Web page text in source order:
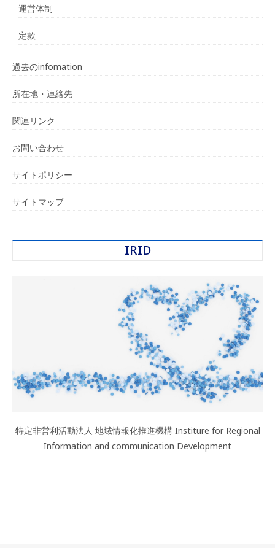
運営体制
定款
過去のinfomation
所在地・連絡先
関連リンク
お問い合わせ
サイトポリシー
サイトマップ
IRID
特定非営利活動法人 地域情報化推進機構 Institure for Regional
Information and communication Development